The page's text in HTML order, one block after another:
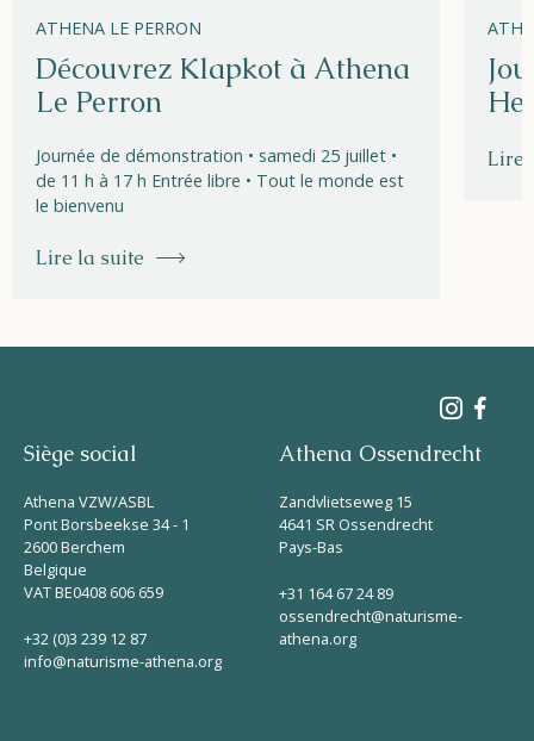
ATHENA LE PERRON
Découvrez Klapkot à Athena
Le Perron
Journée de démonstration • samedi 25 juillet •
de 11 h à 17 h Entrée libre • Tout le monde est
le bienvenu
Lire la suite
Lire
Siège social
Athena VZW/ASBL
Pont Borsbeekse 34 - 1
2600 Berchem
Belgique
VAT BE0408 606 659
+32 (0)3 239 12 87
info@naturisme-athena.org
Athena Ossendrecht
Zandvlietseweg 15
4641 SR Ossendrecht
Pays-Bas
+31 164 67 24 89
ossendrecht@naturisme-
athena.org